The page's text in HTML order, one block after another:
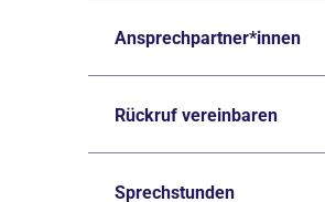
Ansprechpartner*innen
Rückruf vereinbaren
Sprechstunden